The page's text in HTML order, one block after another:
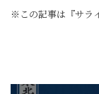
※この記事は『サラ